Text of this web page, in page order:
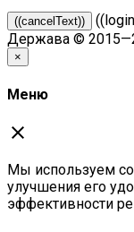
((cancelText))
Держава ©
×
Меню
close
Мы используем
улучшения его
эффективности